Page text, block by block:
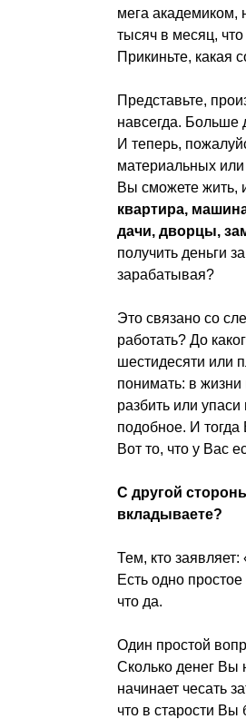
мега академиком,
тысяч в месяц,
Прикиньте, какая
Представьте,
навсегда. Больше
И теперь,
материальных или
Вы сможете жить,
квартира,
дачи, дворцы,
получить деньги
зарабатывая?
Это связано со
работать? До
шестидесяти или
понимать: в
разбить или
подобное. И тогда
Вот то, что у Вас
С другой
вкладываете?
Тем, кто
Есть одно
что да.
Один простой
Сколько денег Вы
начинает чесать
что в старости Вы